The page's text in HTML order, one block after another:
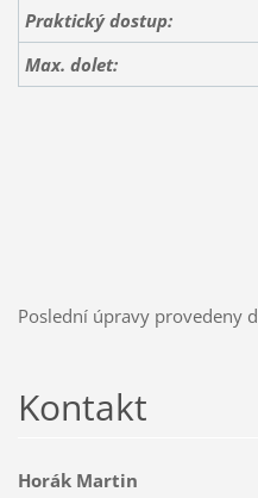
Praktický dostup:
Max. dolet:
Poslední úpravy provedeny
Kontakt
Horák Martin